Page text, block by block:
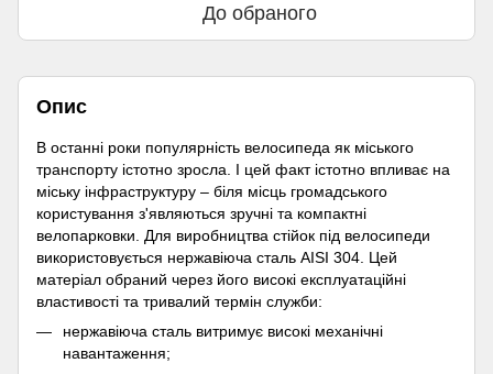
До обраного
Опис
В останні роки популярність велосипеда як міського
транспорту істотно зросла. І цей факт істотно впливає на
міську інфраструктуру – біля місць громадського
користування з'являються зручні та компактні
велопарковки. Для виробництва стійок під велосипеди
використовується нержавіюча сталь AISI 304. Цей
матеріал обраний через його високі експлуатаційні
властивості та тривалий термін служби:
нержавіюча сталь витримує високі механічні
навантаження;